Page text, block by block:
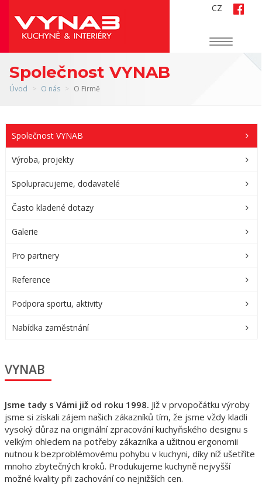
Navigace
CZ
Společnost VYNAB
Úvod O nás O Firmě
Společnost VYNAB
Výroba, projekty
Spolupracujeme, dodavatelé
Často kladené dotazy
Galerie
Pro partnery
Reference
Podpora sportu, aktivity
Nabídka zaměstnání
VYNAB
Jsme tady s Vámi již od roku 1998. Již v prvopočátku výroby
jsme si získali zájem našich zákazníků tím, že jsme vždy kladli
vysoký důraz na originální zpracování kuchyňského designu s
velkým ohledem na potřeby zákazníka a užitnou ergonomii
nutnou k bezproblémovému pohybu v kuchyni, díky níž ušetříte
mnoho zbytečných kroků. Produkujeme kuchyně nejvyšší
možné kvality při zachování co nejnižších cen.